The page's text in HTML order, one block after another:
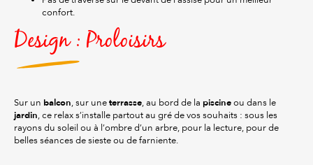
confort.
Design : Proloisirs
Sur un balcon, sur une terrasse, au bord de la piscine ou dans le
jardin, ce relax s’installe partout au gré de vos souhaits : sous les
rayons du soleil ou à l’ombre d’un arbre, pour la lecture, pour de
belles séances de sieste ou de farniente.